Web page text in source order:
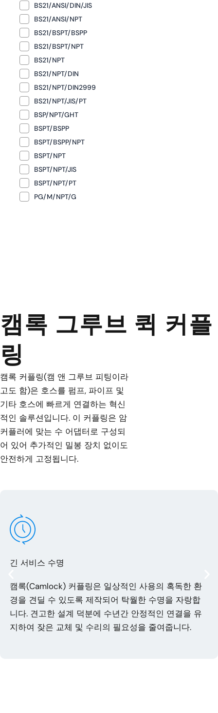
BS21/ANSI/DIN/JIS
BS21/ANSI/NPT
BS21/BSPT/BSPP
BS21/BSPT/NPT
BS21/NPT
BS21/NPT/DIN
BS21/NPT/DIN2999
BS21/NPT/JIS/PT
BSP/NPT/GHT
BSPT/BSPP
BSPT/BSPP/NPT
BSPT/NPT
BSPT/NPT/JIS
BSPT/NPT/PT
PG/M/NPT/G
캠록 그루브 퀵 커플
링
캠록 커플링(캠 앤 그루브 피팅이라
고도 함)은 호스를 펌프, 파이프 및
기타 호스에 빠르게 연결하는 혁신
적인 솔루션입니다. 이 커플링은 암
커플러에 맞는 수 어댑터로 구성되
어 있어 추가적인 밀봉 장치 없이도
안전하게 고정됩니다.
긴 서비스 수명
캠록(Camlock) 커플링은 일상적인 사용의 혹독한 환
경을 견딜 수 있도록 제작되어 탁월한 수명을 자랑합
니다. 견고한 설계 덕분에 수년간 안정적인 연결을 유
지하여 잦은 교체 및 수리의 필요성을 줄여줍니다.